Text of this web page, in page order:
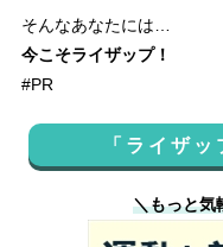
そんなあなたには…
今こそライザップ！
#PR
「ライザ
＼もっと気